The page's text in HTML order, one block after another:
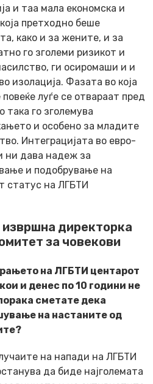
и таа мала економска и
претходно беше
како и за жените, и за
го зголеми ризикот и
ги осиромаши и и
изолација. Фазата во која
луѓе се отвараат пред
така го зголемува
и особено за младите
Интеграцијата во евро-
ни дава надеж за
и подобрување на
статус на ЛГБТИ
извршна директорка
за човекови
на ЛГБТИ центарот
и денес по 10 години не
сметате дека
на настаните од
на напади на ЛГБТИ
да биде најголемата